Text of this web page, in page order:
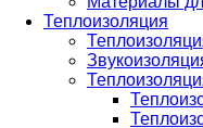
Теплоизоляция